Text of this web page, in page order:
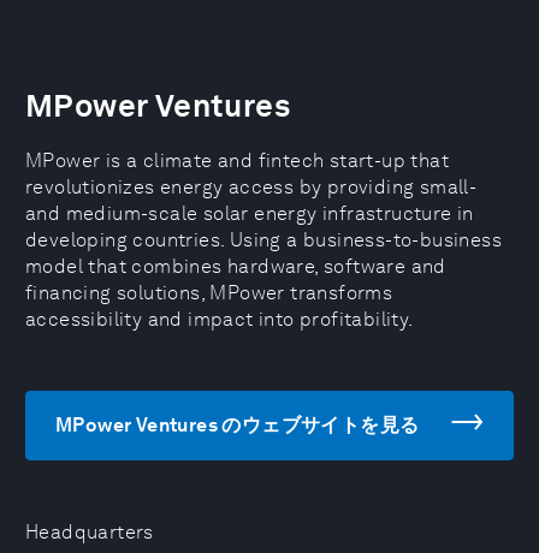
Headquarters
MPower Ventures
MPower is a climate and fintech start-up that
revolutionizes energy access by providing small-
and medium-scale solar energy infrastructure in
developing countries. Using a business-to-business
model that combines hardware, software and
financing solutions, MPower transforms
accessibility and impact into profitability.
MPower Ventures のウェブサイトを見る